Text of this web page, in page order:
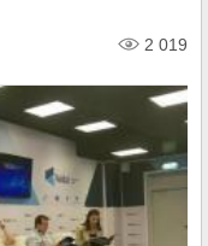
2 019